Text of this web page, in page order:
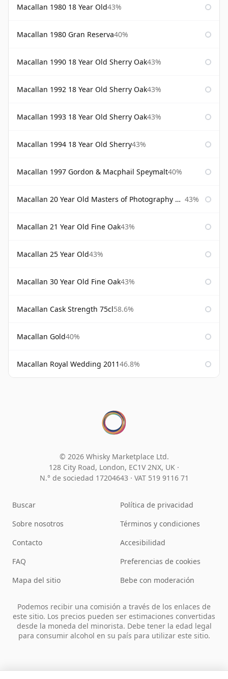
Macallan 1980 18 Year Old43%
Macallan 1980 Gran Reserva40%
Macallan 1990 18 Year Old Sherry Oak43%
Macallan 1992 18 Year Old Sherry Oak43%
Macallan 1993 18 Year Old Sherry Oak43%
Macallan 1994 18 Year Old Sherry43%
Macallan 1997 Gordon & Macphail Speymalt40%
Macallan 20 Year Old Masters of Photography Albert Watson 43%
Macallan 21 Year Old Fine Oak43%
Macallan 25 Year Old43%
Macallan 30 Year Old Fine Oak43%
Macallan Cask Strength 75cl58.6%
Macallan Gold40%
Macallan Royal Wedding 201146.8%
© 2026 Whisky Marketplace Ltd.
128 City Road, London, EC1V 2NX, UK ·
N.° de sociedad 17204643 · VAT 519 9116 71
Buscar
Sobre nosotros
Contacto
FAQ
Mapa del sitio
Política de privacidad
Términos y condiciones
Accesibilidad
Preferencias de cookies
Bebe con moderación
Podemos recibir una comisión a través de los enlaces de
este sitio. Los precios pueden ser estimaciones convertidas
desde la moneda del minorista. Debe tener la edad legal
para consumir alcohol en su país para utilizar este sitio.